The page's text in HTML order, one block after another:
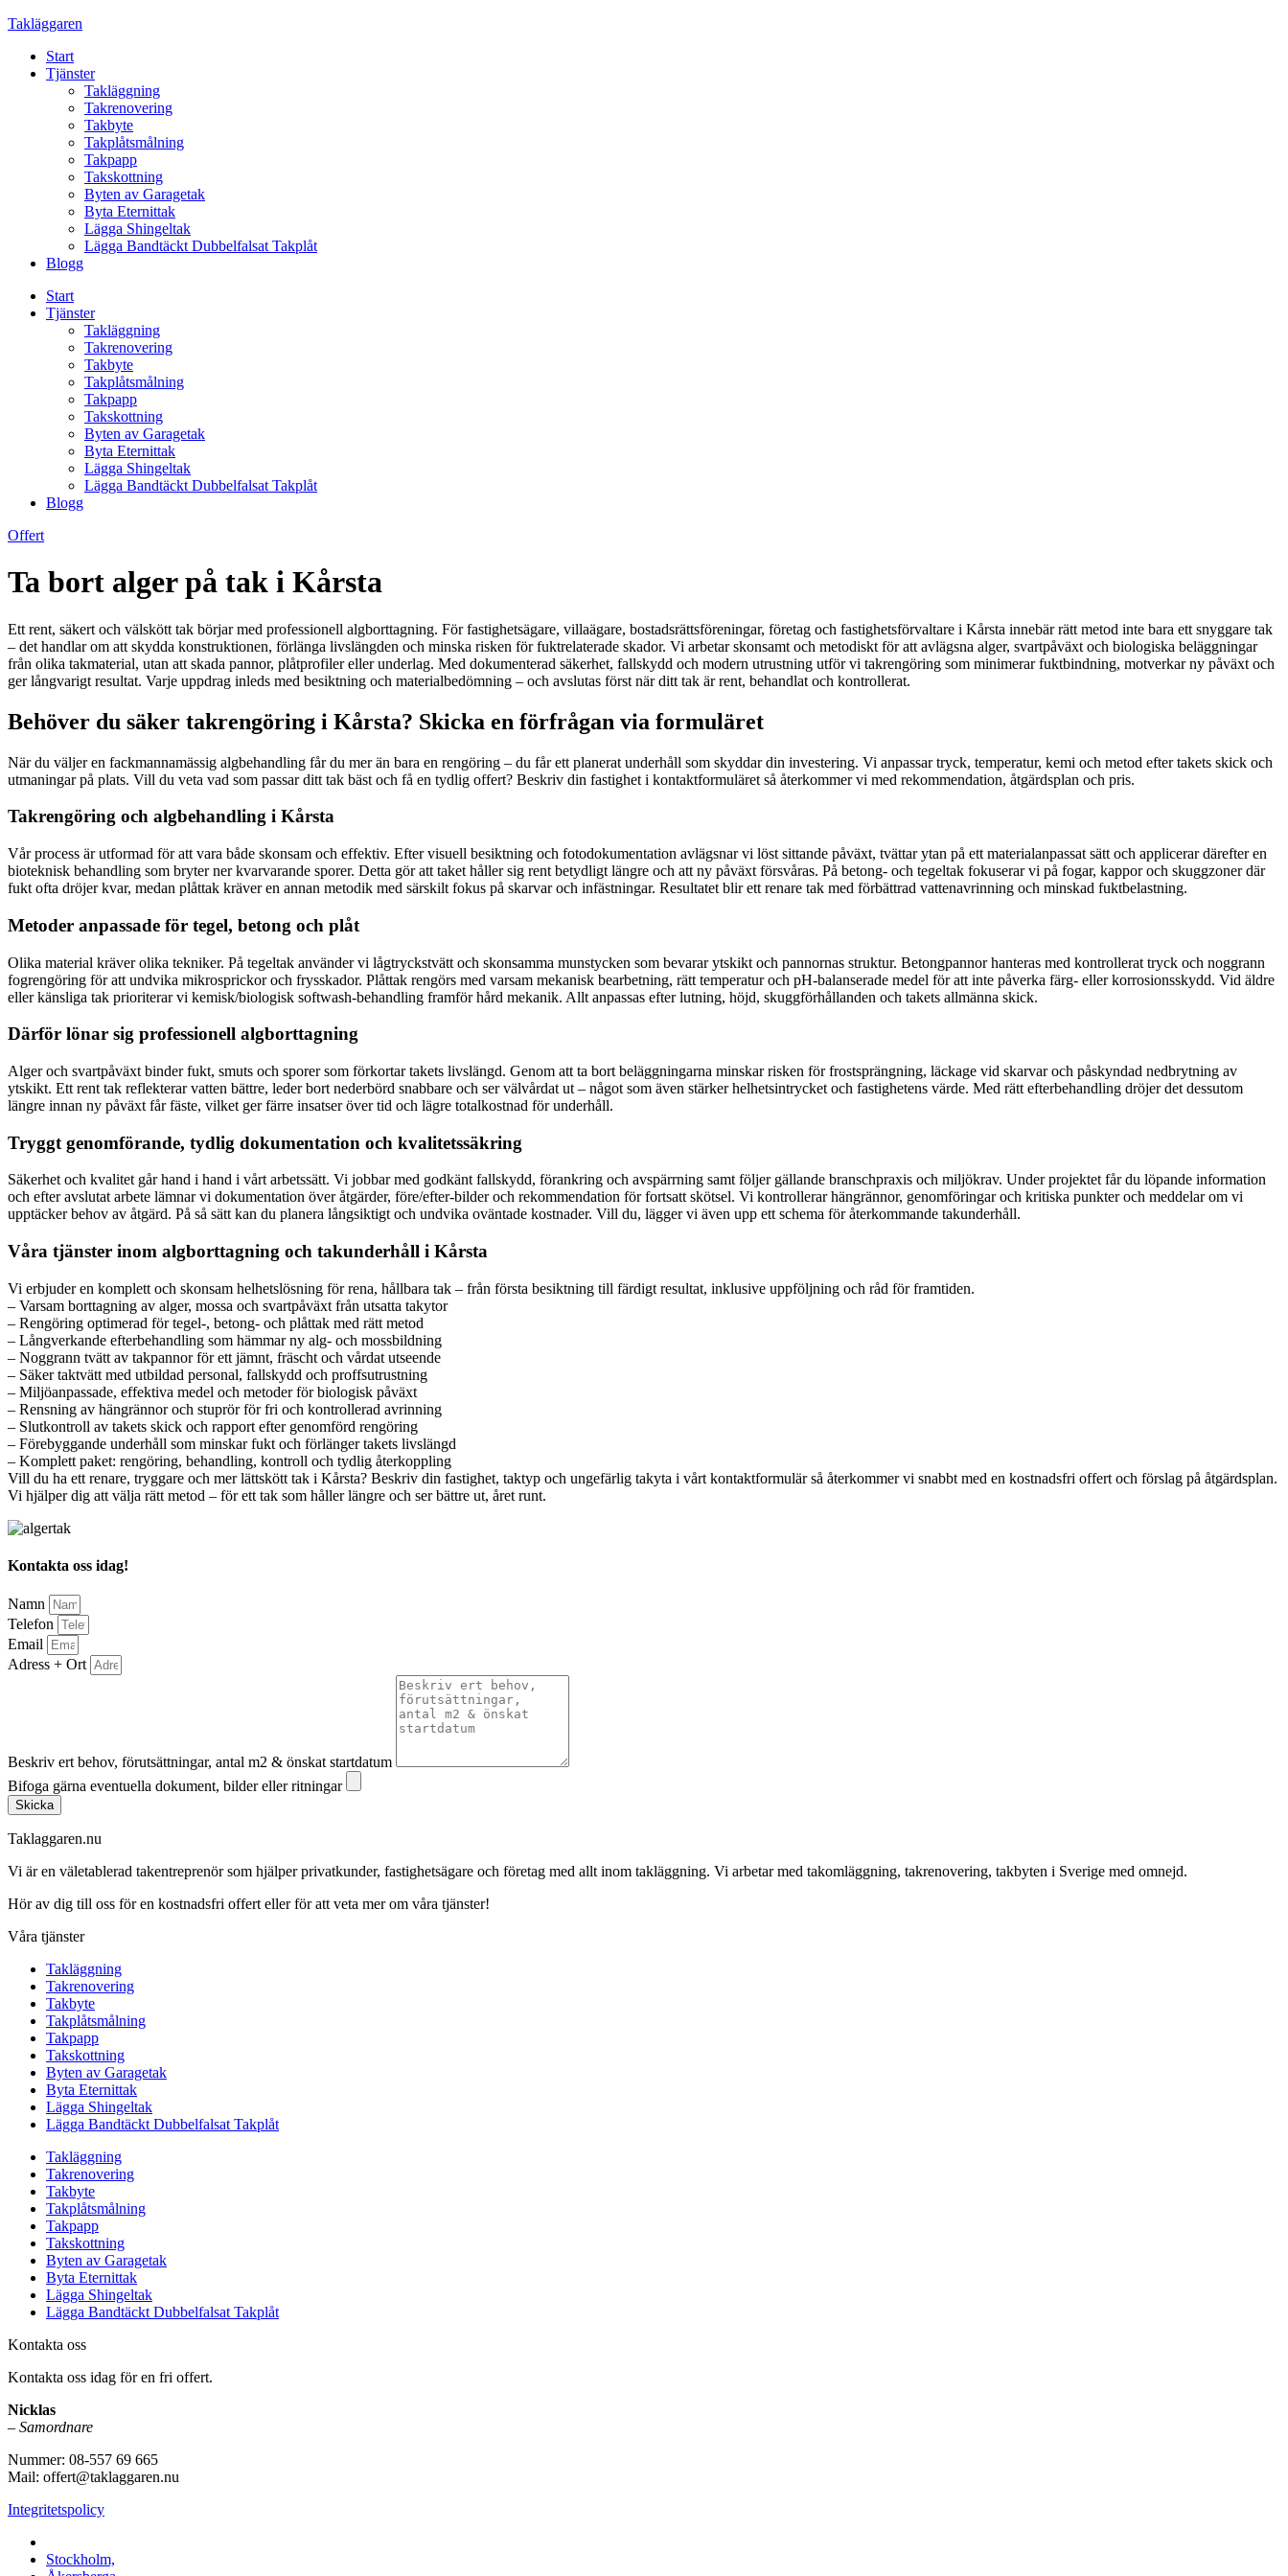
Skip
content
Takläggaren
Start
Tjänster
Takläggning
Takrenovering
Takbyte
Takplåtsmålning
Takpapp
Takskottning
Byten av Garagetak
Byta Eternittak
Lägga Shingeltak
Lägga Bandtäckt Dubbelfalsat Takplåt
Blogg
Start
Tjänster
Takläggning
Takrenovering
Takbyte
Takplåtsmålning
Takpapp
Takskottning
Byten av Garagetak
Byta Eternittak
Lägga Shingeltak
Lägga Bandtäckt Dubbelfalsat Takplåt
Blogg
Offert
Ta bort alger på tak i Kårsta
Ett rent, säkert och välskött tak börjar med professionell algborttagning. För fastighetsägare, villaägare, bostadsrättsföreningar, företag och fastighetsförvaltare i Kårsta innebär rätt metod inte bara ett snyggare tak
– det handlar om att skydda konstruktionen, förlänga livslängden och minska risken för fuktrelaterade skador. Vi arbetar skonsamt och metodiskt för att avlägsna alger, svartpåväxt och biologiska beläggningar
från olika takmaterial, utan att skada pannor, plåtprofiler eller underlag. Med dokumenterad säkerhet, fallskydd och modern utrustning utför vi takrengöring som minimerar fuktbindning, motverkar ny påväxt och
ger långvarigt resultat. Varje uppdrag inleds med besiktning och materialbedömning – och avslutas först när ditt tak är rent, behandlat och kontrollerat.
Behöver du säker takrengöring i Kårsta? Skicka en förfrågan via formuläret
När du väljer en fackmannamässig algbehandling får du mer än bara en rengöring – du får ett planerat underhåll som skyddar din investering. Vi anpassar tryck, temperatur, kemi och metod efter takets skick och
utmaningar på plats. Vill du veta vad som passar ditt tak bäst och få en tydlig offert? Beskriv din fastighet i kontaktformuläret så återkommer vi med rekommendation, åtgärdsplan och pris.
Takrengöring och algbehandling i Kårsta
Vår process är utformad för att vara både skonsam och effektiv. Efter visuell besiktning och fotodokumentation avlägsnar vi löst sittande påväxt, tvättar ytan på ett materialanpassat sätt och applicerar därefter en
bioteknisk behandling som bryter ner kvarvarande sporer. Detta gör att taket håller sig rent betydligt längre och att ny påväxt försvåras. På betong- och tegeltak fokuserar vi på fogar, kappor och skuggzoner där
fukt ofta dröjer kvar, medan plåttak kräver en annan metodik med särskilt fokus på skarvar och infästningar. Resultatet blir ett renare tak med förbättrad vattenavrinning och minskad fuktbelastning.
Metoder anpassade för tegel, betong och plåt
Olika material kräver olika tekniker. På tegeltak använder vi lågtryckstvätt och skonsamma munstycken som bevarar ytskikt och pannornas struktur. Betongpannor hanteras med kontrollerat tryck och noggrann
fogrengöring för att undvika mikrosprickor och frysskador. Plåttak rengörs med varsam mekanisk bearbetning, rätt temperatur och pH-balanserade medel för att inte påverka färg- eller korrosionsskydd. Vid äldre
eller känsliga tak prioriterar vi kemisk/biologisk softwash-behandling framför hård mekanik. Allt anpassas efter lutning, höjd, skuggförhållanden och takets allmänna skick.
Därför lönar sig professionell algborttagning
Alger och svartpåväxt binder fukt, smuts och sporer som förkortar takets livslängd. Genom att ta bort beläggningarna minskar risken för frostsprängning, läckage vid skarvar och påskyndad nedbrytning av
ytskikt. Ett rent tak reflekterar vatten bättre, leder bort nederbörd snabbare och ser välvårdat ut – något som även stärker helhetsintrycket och fastighetens värde. Med rätt efterbehandling dröjer det dessutom
längre innan ny påväxt får fäste, vilket ger färre insatser över tid och lägre totalkostnad för underhåll.
Tryggt genomförande, tydlig dokumentation och kvalitetssäkring
Säkerhet och kvalitet går hand i hand i vårt arbetssätt. Vi jobbar med godkänt fallskydd, förankring och avspärrning samt följer gällande branschpraxis och miljökrav. Under projektet får du löpande information
och efter avslutat arbete lämnar vi dokumentation över åtgärder, före/efter-bilder och rekommendation för fortsatt skötsel. Vi kontrollerar hängrännor, genomföringar och kritiska punkter och meddelar om vi
upptäcker behov av åtgärd. På så sätt kan du planera långsiktigt och undvika oväntade kostnader. Vill du, lägger vi även upp ett schema för återkommande takunderhåll.
Våra tjänster inom algborttagning och takunderhåll i Kårsta
Vi erbjuder en komplett och skonsam helhetslösning för rena, hållbara tak – från första besiktning till färdigt resultat, inklusive uppföljning och råd för framtiden.
– Varsam borttagning av alger, mossa och svartpåväxt från utsatta takytor
– Rengöring optimerad för tegel-, betong- och plåttak med rätt metod
– Långverkande efterbehandling som hämmar ny alg- och mossbildning
– Noggrann tvätt av takpannor för ett jämnt, fräscht och vårdat utseende
– Säker taktvätt med utbildad personal, fallskydd och proffsutrustning
– Miljöanpassade, effektiva medel och metoder för biologisk påväxt
– Rensning av hängrännor och stuprör för fri och kontrollerad avrinning
– Slutkontroll av takets skick och rapport efter genomförd rengöring
– Förebyggande underhåll som minskar fukt och förlänger takets livslängd
– Komplett paket: rengöring, behandling, kontroll och tydlig återkoppling
Vill du ha ett renare, tryggare och mer lättskött tak i Kårsta? Beskriv din fastighet, taktyp och ungefärlig takyta i vårt kontaktformulär så återkommer vi snabbt med en kostnadsfri offert och förslag på åtgärdsplan.
Vi hjälper dig att välja rätt metod – för ett tak som håller längre och ser bättre ut, året runt.
Kontakta oss idag!
Namn
Telefon
Email
Adress + Ort
Beskriv ert behov, förutsättningar, antal m2 & önskat startdatum
Bifoga gärna eventuella dokument, bilder eller ritningar
Skicka
Taklaggaren.nu
Vi är en väletablerad takentreprenör som hjälper privatkunder, fastighetsägare och företag med allt inom takläggning. Vi arbetar med takomläggning, takrenovering, takbyten i Sverige med omnejd.
Hör av dig till oss för en kostnadsfri offert eller för att veta mer om våra tjänster!
Våra tjänster
Takläggning
Takrenovering
Takbyte
Takplåtsmålning
Takpapp
Takskottning
Byten av Garagetak
Byta Eternittak
Lägga Shingeltak
Lägga Bandtäckt Dubbelfalsat Takplåt
Takläggning
Takrenovering
Takbyte
Takplåtsmålning
Takpapp
Takskottning
Byten av Garagetak
Byta Eternittak
Lägga Shingeltak
Lägga Bandtäckt Dubbelfalsat Takplåt
Kontakta oss
Kontakta oss idag för en fri offert.
Nicklas
– Samordnare
Nummer: 08-557 69 665
Mail: offert@taklaggaren.nu
Integritetspolicy
Stockholm,